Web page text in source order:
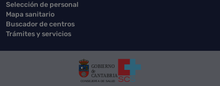
Selección de personal
Mapa sanitario
Buscador de centros
Trámites y servicios